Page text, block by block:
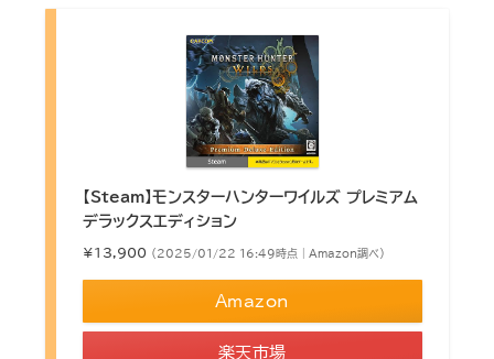
【Steam】モンスターハンターワイルズ プレミアム
デラックスエディション
¥13,900 （2025/01/22 16:49時点 | Amazon調べ）
Amazon
楽天市場